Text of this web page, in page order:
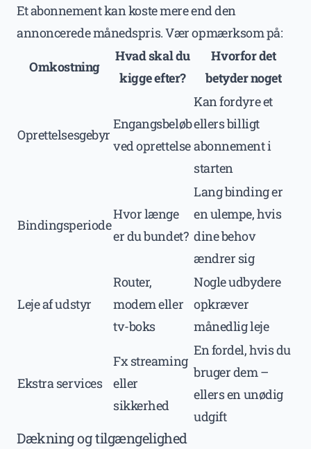
Et abonnement kan koste mere end den
annoncerede månedspris. Vær opmærksom på:
Omkostning
Hvad skal du
kigge efter?
Hvorfor det
betyder noget
Oprettelsesgebyr
Engangsbeløb
ved oprettelse
Kan fordyre et
ellers billigt
abonnement i
starten
Bindingsperiode
Hvor længe
er du bundet?
Lang binding er
en ulempe, hvis
dine behov
ændrer sig
Leje af udstyr
Router,
modem eller
tv-boks
Nogle udbydere
opkræver
månedlig leje
Ekstra services
Fx streaming
eller
sikkerhed
En fordel, hvis du
bruger dem –
ellers en unødig
udgift
Dækning og tilgængelighed